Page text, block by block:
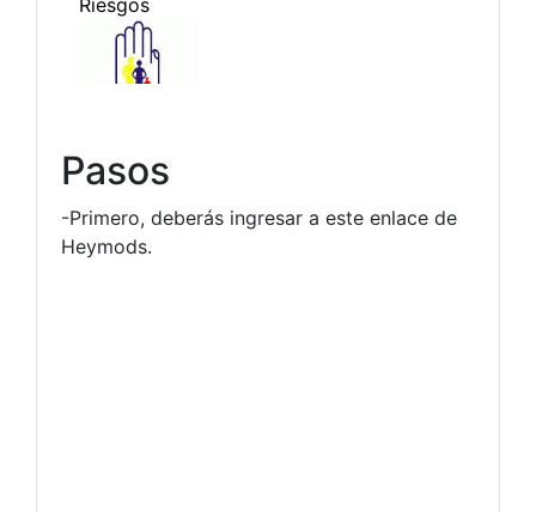
Pasos
-Primero, deberás ingresar a este enlace de
Heymods.